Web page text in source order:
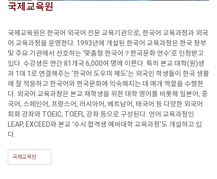
국제교육원
국제교육원은 한국어·외국어 전문 교육기관으로, 한국어 교육과정과 외국
어 교육과정을 운영한다. 1993년에 개설된 한국어 교육과정은 한국 정부
및 주요 기관에서 선호하는 ‘맞춤형 한국어？한국문화 연수’로 인정받고
있다. 수강생은 연간 81개국 6,000여 명에 이른다. 특히 본교 대학(원)생
과 1대 1로 연결해주는 ‘한국어 도우미 제도’는 외국인 학생들이 한국 생활
에 잘 적응하고 한국어와 한국문화에 익숙해지는 데 매개 역할을 수행한
다. 외국어 교육과정은 본교 재학생을 위한 대학 영어를 비롯해 일본어, 중
국어, 스페인어, 프랑스어, 러시아어, 베트남어, 태국어 등 다양한 외국어
회화 강좌와 TOEIC, TOEFL 강좌 등으로 구성된다. 언어 교육과정인
LEAP, EXCEED와 본교 ‘수시 합격생 예비대학 교육과정’도 개설하고 있
다.
국제교육원